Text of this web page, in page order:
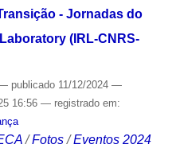
- Jornadas do
(IRL-CNRS-
publicado11/12/2024 —
16:56 — registrado em:
/Fotos /Eventos 2024